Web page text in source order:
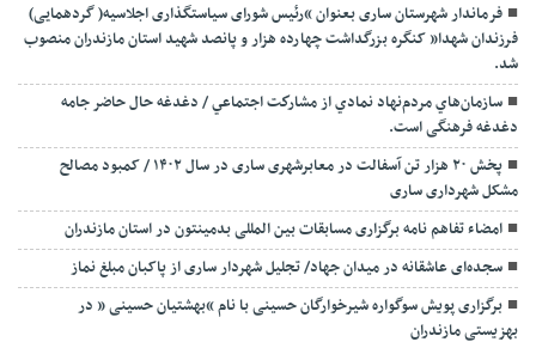
فرماندار شهرستان ساری بعنوان “رئیس شورای سیاستگذاری اجلاسیه( گردهمایی)
فرزندان شهدا” کنگره بزرگداشت چهارده هزار و پانصد شهید استان مازندران منصوب
شد.
سازمان‌هاي مردم‌نهاد نمادي از مشاركت اجتماعي / دغدغه حال حاضر جامه
دغدغه فرهنگی است.
پخش ۲۰ هزار تن آسفالت در معابرشهری ساری در سال ۱۴۰۲ / کمبود مصالح
مشکل شهرداری ساری
امضاء تفاهم نامه برگزاری مسابقات بین المللی بدمینتون در استان مازندران
سجده‌ای عاشقانه در میدان جهاد/ تجلیل شهردار ساری از پاکبان مبلغ نماز
برگزاری پویش سوگواره شیرخوارگان حسینی با نام “بهشتیان حسینی ” در
بهزیستی مازندران